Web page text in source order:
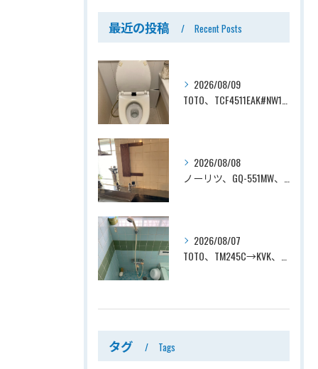
最近の投稿 Recent Posts
2026/08/09
2026/08/08
2026/08/07
タグ Tags